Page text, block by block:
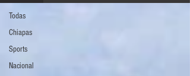
Todas
Chiapas
Sports
Nacional